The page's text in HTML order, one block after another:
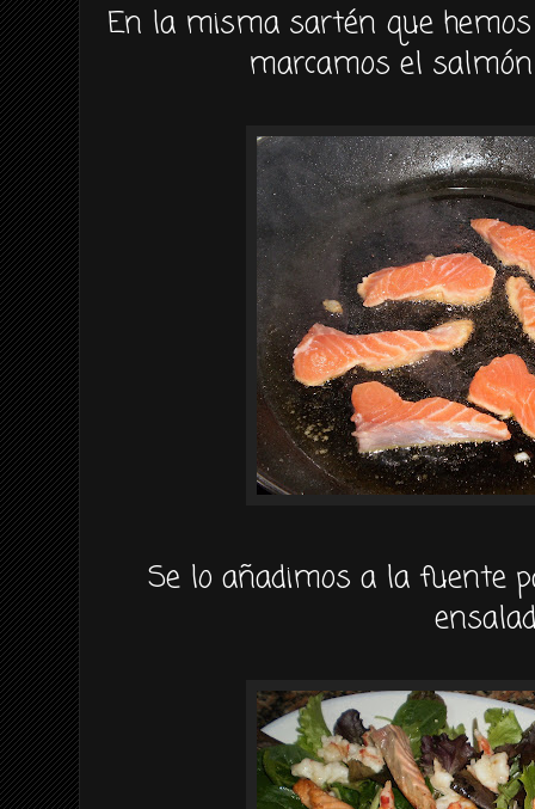
En la misma sartén que
marcamos el
Se lo añadimos a la fuente